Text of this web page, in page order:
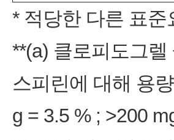
* 적당한 다른 표
**(a) 클로피도그
스피린에 대해 용
g = 3.5 % ; >200